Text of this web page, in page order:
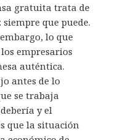
gratuita trata de
que puede.
lo que
empresarios
auténtica.
antes de lo
se trabaja
y el
que la situación